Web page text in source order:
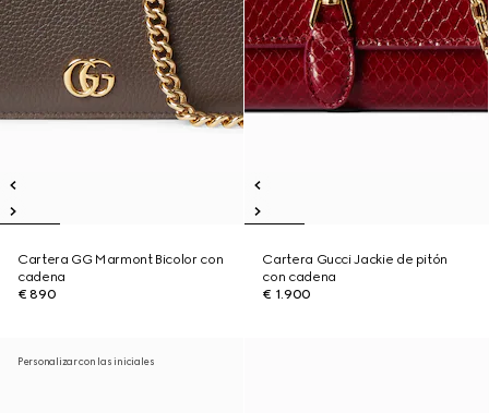
Cartera GG Marmont Bicolor con
cadena
€ 890
Cartera Gucci Jackie de pitón
con cadena
€ 1.900
Personalizar con las iniciales